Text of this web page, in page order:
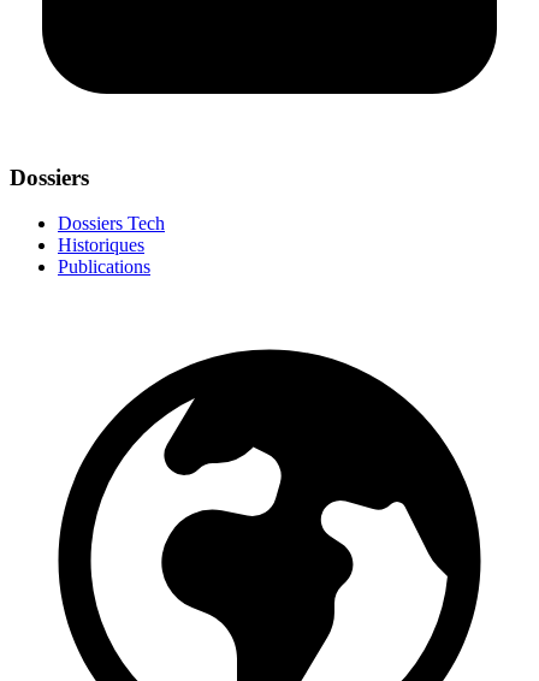
Dossiers
Dossiers Tech
Historiques
Publications